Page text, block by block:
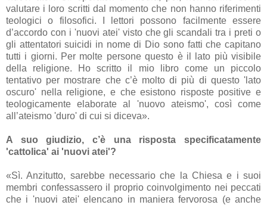
valutare i loro scritti dal momento che non hanno riferimenti
teologici o filosofici. I lettori possono facilmente essere
d’accordo con i 'nuovi atei' visto che gli scandali tra i preti o
gli attentatori suicidi in nome di Dio sono fatti che capitano
tutti i giorni. Per molte persone questo è il lato più visibile
della religione. Ho scritto il mio libro come un piccolo
tentativo per mostrare che c’è molto di più di questo 'lato
oscuro' nella religione, e che esistono risposte positive e
teologicamente elaborate al 'nuovo ateismo', così come
all’ateismo 'duro' di cui si diceva».
A suo giudizio, c’è una risposta specificatamente
'cattolica' ai 'nuovi atei'?
«Sì. Anzitutto, sarebbe necessario che la Chiesa e i suoi
membri confessassero il proprio coinvolgimento nei peccati
che i 'nuovi atei' elencano in maniera fervorosa (e anche